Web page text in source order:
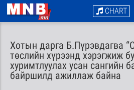
CHART
Хотын дарга Б.Пүрэвдагва
төслийн хүрээнд хэрэгжиж
хуримтлуулах усан сангийн
байршилд ажиллаж байна